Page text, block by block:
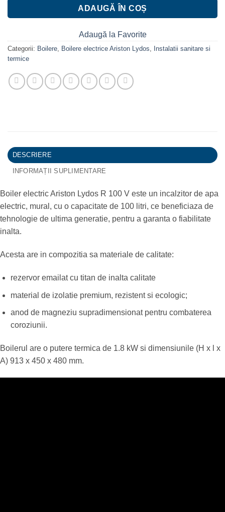
ADAUGĂ ÎN COȘ
Adaugă la Favorite
Categorii: Boilere, Boilere electrice Ariston Lydos, Instalatii sanitare si
termice
DESCRIERE
INFORMAȚII SUPLIMENTARE
Boiler electric Ariston Lydos R 100 V este un incalzitor de apa
electric, mural, cu o capacitate de 100 litri, ce beneficiaza de
tehnologie de ultima generatie, pentru a garanta o fiabilitate
inalta.
Acesta are in compozitia sa materiale de calitate:
rezervor emailat cu titan de inalta calitate
material de izolatie premium, rezistent si ecologic;
anod de magneziu supradimensionat pentru combaterea
coroziunii.
Boilerul are o putere termica de 1.8 kW si dimensiunile (H x l x
A) 913 x 450 x 480 mm.